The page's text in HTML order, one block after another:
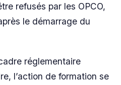
refusés par les OPCO,
le démarrage du
réglementaire
l’action de formation se